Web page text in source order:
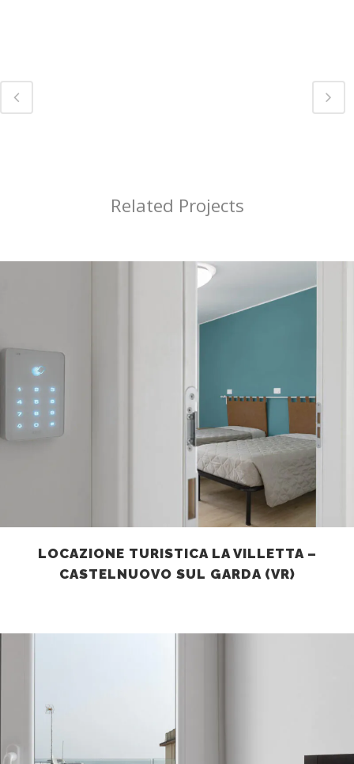
Related Projects
LOCAZIONE TURISTICA LA VILLETTA –
CASTELNUOVO SUL GARDA (VR)